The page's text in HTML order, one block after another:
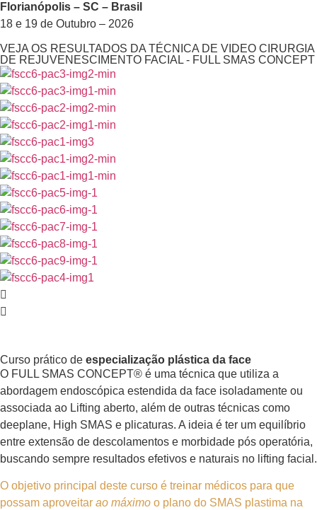
Florianópolis – SC – Brasil
18 e 19 de Outubro – 2026
VEJA OS RESULTADOS DA TÉCNICA DE VIDEO CIRURGIA
DE REJUVENESCIMENTO FACIAL - FULL SMAS CONCEPT
Curso prático de especialização plástica da face
O FULL SMAS CONCEPT® é uma técnica que utiliza a
abordagem endoscópica estendida da face isoladamente ou
associada ao Lifting aberto, além de outras técnicas como
deeplane, High SMAS e plicaturas. A ideia é ter um equilíbrio
entre extensão de descolamentos e morbidade pós operatória,
buscando sempre resultados efetivos e naturais no lifting facial.
O objetivo principal deste curso é treinar médicos para que
possam aproveitar ao máximo o plano do SMAS plastima na